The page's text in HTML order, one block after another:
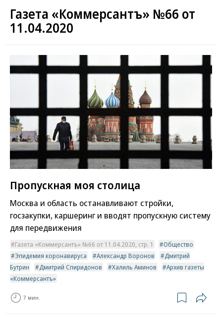
Газета «Коммерсантъ» №66 от
11.04.2020
Пропускная моя столица
Москва и область останавливают стройки,
госзакупки, каршеринг и вводят пропускную систему
для передвижения
Газета «Коммерсантъ» №66 от 11.04.2020, стр. 1
Общество
Эпидемия коронавируса
Александр Воронов
Дмитрий
Бутрин
Дмитрий Спиридонов Халиль Аминов
Архив газеты
«Коммерсантъ»
7 мин.